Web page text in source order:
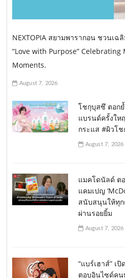
NEXTOPIA สยามพารากอน ชวนเ
“Love with Purpose”
Moments.
August 7, 2026
โชกุบุสซึ ตอก
แบรนด์ครั้งให
กระแส #ผิวโ
August 7, 2026
แมคโดนัลด์ ต
แคมเปญ
สนับสนุนให้ทุ
ผ่านรอยยิ้ม
August 7, 2026
“แบร์เฮาส์” เ
ตอบอินไซด์คน